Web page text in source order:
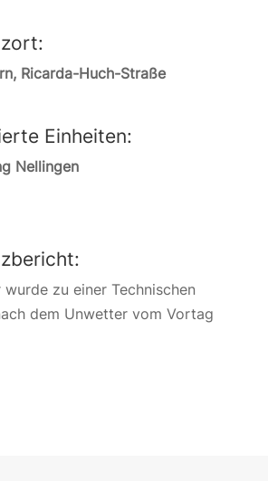
Ricarda-Huch-Straße
Einheiten:
Nellingen
wurde zu einer Technischen
dem Unwetter vom Vortag